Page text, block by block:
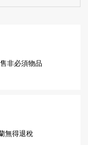
非必須物品
無得退稅